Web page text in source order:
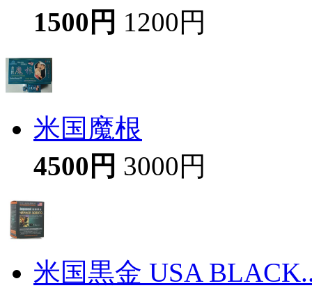
1500円 1200円
米国魔根
4500円 3000円
米国黒金 USA